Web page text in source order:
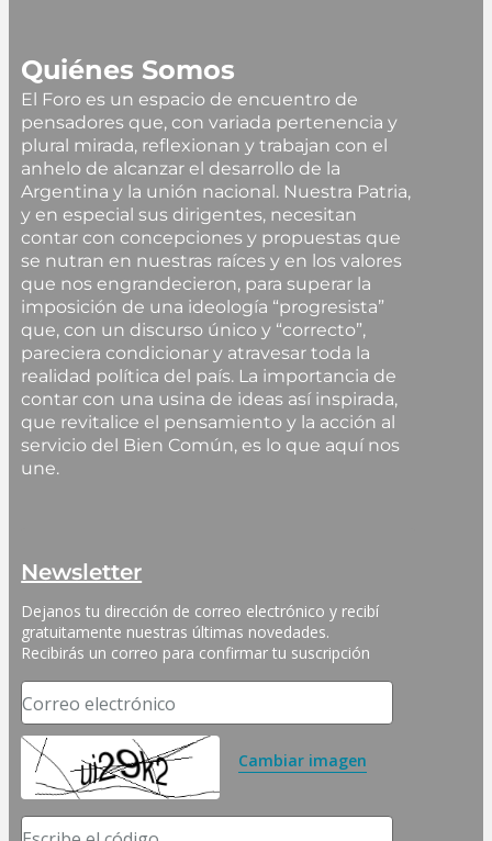
Quiénes Somos
El Foro es un espacio de encuentro de
pensadores que, con variada pertenencia y
plural mirada, reflexionan y trabajan con el
anhelo de alcanzar el desarrollo de la
Argentina y la unión nacional. Nuestra Patria,
y en especial sus dirigentes, necesitan
contar con concepciones y propuestas que
se nutran en nuestras raíces y en los valores
que nos engrandecieron, para superar la
imposición de una ideología “progresista”
que, con un discurso único y “correcto”,
pareciera condicionar y atravesar toda la
realidad política del país. La importancia de
contar con una usina de ideas así inspirada,
que revitalice el pensamiento y la acción al
servicio del Bien Común, es lo que aquí nos
une.
Newsletter
Dejanos tu dirección de correo electrónico y recibí
gratuitamente nuestras últimas novedades.
Recibirás un correo para confirmar tu suscripción
Correo electrónico
Cambiar imagen